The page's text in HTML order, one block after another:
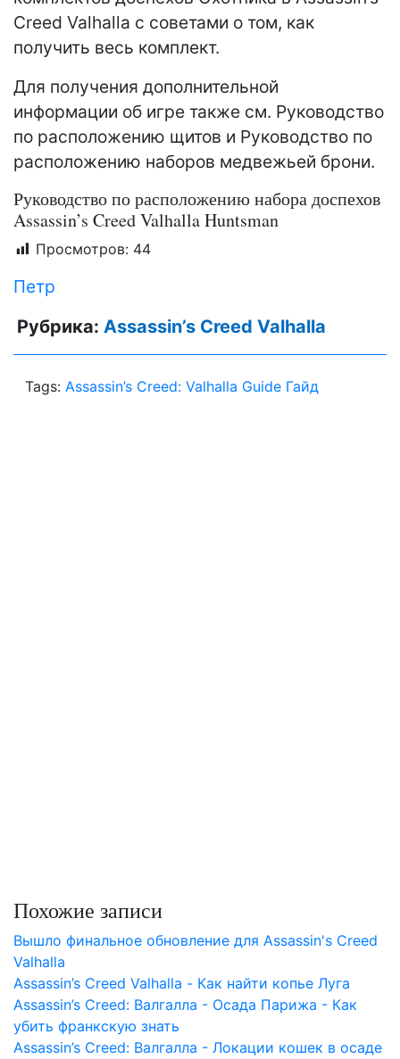
Creed Valhalla с советами о том, как
получить весь комплект.
Для получения дополнительной
информации об игре также см. Руководство
по расположению щитов и Руководство по
расположению наборов медвежьей брони.
Руководство по расположению набора доспехов
Assassin’s Creed Valhalla Huntsman
Просмотров: 44
Петр
Рубрика: Assassin’s Creed Valhalla
Tags: Assassin’s Creed: Valhalla Guide Гайд
Похожие записи
Вышло финальное обновление для Assassin's Creed
Valhalla
Assassin’s Creed Valhalla - Как найти копье Луга
Assassin’s Creed: Валгалла - Осада Парижа - Как
убить франкскую знать
Assassin’s Creed: Валгалла - Локации кошек в осаде